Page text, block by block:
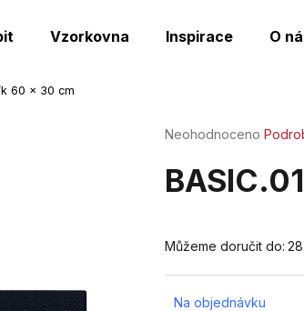
Vzorkovna Inspirace O
60 x 30 cm
Průměrné
produktu
je
hvězdiček.
Neohodnoceno
Můžeme doručit do:
Na objednávku
najít?
HLEDAT